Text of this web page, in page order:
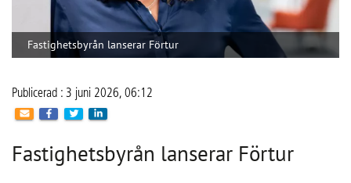
Fastighetsbyrån lanserar Förtur
Publicerad : 3 juni 2026, 06:12
Fastighetsbyrån lanserar Förtur